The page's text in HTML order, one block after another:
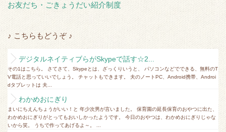
お友だち・ごきょうだい紹介制度
♪ こちらもどうぞ ♪
デジタルネイティブらがSkypeで話す☆2...
その1はこちら。 さてさて、Skypeとは、ざっくりいうと、 パソコンなどでできる、無料のT
V電話と思っていいでしょう。 チャットもできます。 夫のノートPC、Android携帯、Androi
dタブレットは 夫...
わかめおにぎり
まいにちえんちょうがいい！と 年少次男が言いました。 保育園の延長保育のおやつに出た、
わかめおにぎりがとってもおいしかったようです。 今日のおやつは、わかめおにぎりじゃな
いから笑。 うちで作ってあげるよ～。 ...